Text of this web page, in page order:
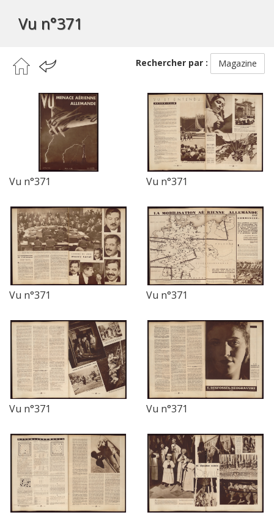
Vu n°371
Rechercher par : Magazine
Vu n°371 Vu n°371
Vu n°371 Vu n°371
Vu n°371 Vu n°371